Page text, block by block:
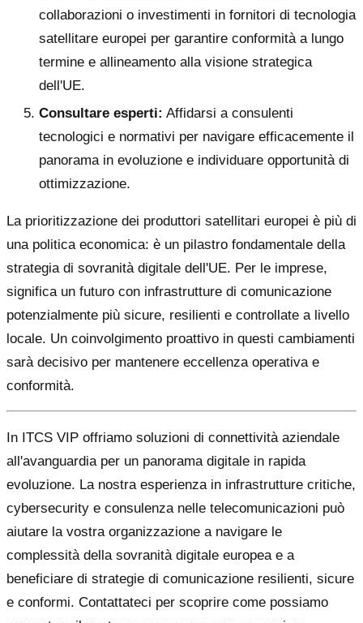
collaborazioni o investimenti in fornitori di tecnologia
satellitare europei per garantire conformità a lungo
termine e allineamento alla visione strategica
dell'UE.
Consultare esperti: Affidarsi a consulenti
tecnologici e normativi per navigare efficacemente il
panorama in evoluzione e individuare opportunità di
ottimizzazione.
La prioritizzazione dei produttori satellitari europei è più di
una politica economica: è un pilastro fondamentale della
strategia di sovranità digitale dell'UE. Per le imprese,
significa un futuro con infrastrutture di comunicazione
potenzialmente più sicure, resilienti e controllate a livello
locale. Un coinvolgimento proattivo in questi cambiamenti
sarà decisivo per mantenere eccellenza operativa e
conformità.
In ITCS VIP offriamo soluzioni di connettività aziendale
all'avanguardia per un panorama digitale in rapida
evoluzione. La nostra esperienza in infrastrutture critiche,
cybersecurity e consulenza nelle telecomunicazioni può
aiutare la vostra organizzazione a navigare le
complessità della sovranità digitale europea e a
beneficiare di strategie di comunicazione resilienti, sicure
e conformi. Contattateci per scoprire come possiamo